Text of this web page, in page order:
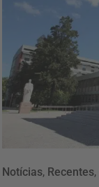
Notícias, Recentes,